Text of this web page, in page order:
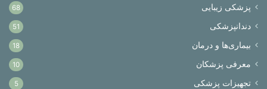
پزشکی زیبایی 68
دندانپزشکی 51
بیماری‌ها و درمان 18
معرفی پزشکان 10
تجهیزات پزشکی 5